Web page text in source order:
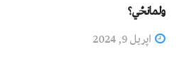
ولمانځي؟
اپریل 9, 2024